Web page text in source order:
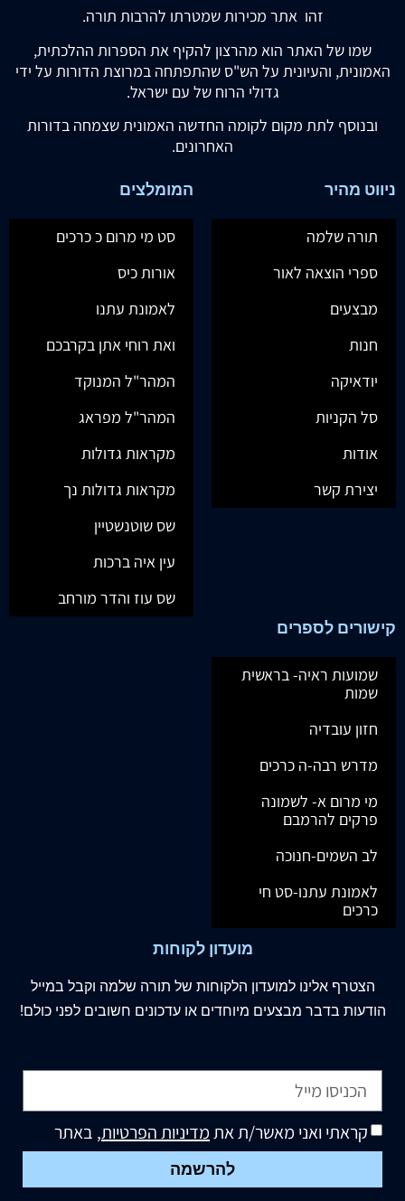
זהו אתר מכירות שמטרתו להרבות תורה.
שמו של האתר הוא מהרצון להקיף את הספרות ההלכתית,
האמונית, והעיונית על הש"ס שהתפתחה במרוצת הדורות על ידי
גדולי הרוח של עם ישראל.
ובנוסף לתת מקום לקומה החדשה האמונית שצמחה בדורות
האחרונים.
ניווט מהיר
תורה שלמה
ספרי הוצאה לאור
מבצעים
חנות
יודאיקה
סל הקניות
אודות
יצירת קשר
המומלצים
סט מי מרום כ כרכים
אורות כיס
לאמונת עתנו
ואת רוחי אתן בקרבכם
המהר"ל המנוקד
המהר"ל מפראג
מקראות גדולות
מקראות גדולות נך
שס שוטנשטיין
עין איה ברכות
שס עוז והדר מורחב
קישורים לספרים
שמועות ראיה- בראשית
שמות
חזון עובדיה
מדרש רבה-ה כרכים
מי מרום א- לשמונה
פרקים להרמבם
לב השמים-חנוכה
לאמונת עתנו-סט חי
כרכים
מועדון לקוחות
הצטרף אלינו למועדון הלקוחות של תורה שלמה וקבל במייל
הודעות בדבר מבצעים מיוחדים או עדכונים חשובים לפני כולם!
קראתי ואני מאשר/ת אתמדיניות הפרטיות, באתר
להרשמה